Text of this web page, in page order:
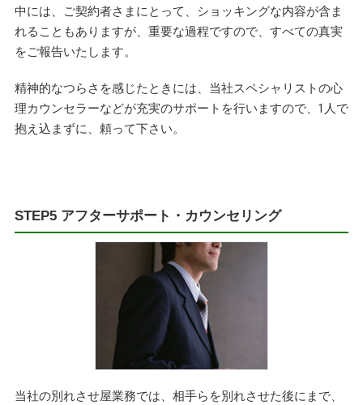
中には、ご契約者さまにとって、ショッキングな内容が含ま
れることもありますが、重要な過程ですので、すべての真実
をご報告いたします。
精神的なつらさを感じたときには、当社スペシャリストの心
理カウンセラーなどが充実のサポートを行いますので、1人で
抱え込まずに、頼って下さい。
STEP5 アフターサポート・カウンセリング
当社の別れさせ屋業務では、相手らを別れさせた後にまで、